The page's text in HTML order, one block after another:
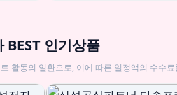
BEST 인기상품
활동의 일환으로, 이에 따른 일정액의 수수